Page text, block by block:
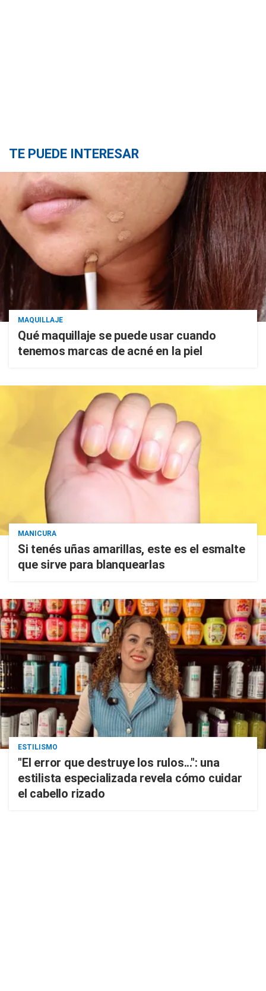
TE PUEDE INTERESAR
MAQUILLAJE
Qué maquillaje se puede usar cuando
tenemos marcas de acné en la piel
MANICURA
Si tenés uñas amarillas, este es el esmalte
que sirve para blanquearlas
ESTILISMO
"El error que destruye los rulos...": una
estilista especializada revela cómo cuidar
el cabello rizado